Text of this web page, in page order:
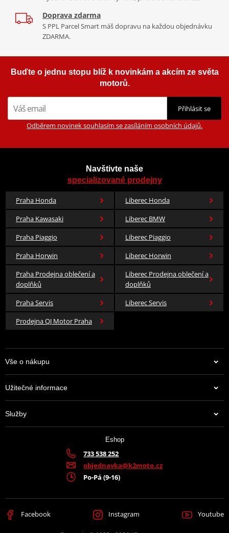
Doprava zdarma
S PPL Parcel Smart máš dopravu na každou objednávku
ZDARMA.
Buďte o jednu stopu blíž k novinkám a akcím ze světa
motorů.
Přihlásit se
Odběrem novinek souhlasím se zasíláním osobních údajů.
Navštivte naše
specializované prodejny
Praha Honda
Liberec Honda
Praha Kawasaki
Liberec BMW
Praha Piaggio
Liberec Piaggio
Praha Horwin
Liberec Horwin
Praha Prodejna oblečení a
doplňků
Liberec Prodejna oblečení a
doplňků
Praha Servis
Liberec Servis
Prodejna QJ Motor Praha
Vše o nákupu
Užitečné informace
Služby
Eshop
733 538 252
objednavka@k2moto.cz
Po-Pá (9-16)
Facebook Instagram Youtube